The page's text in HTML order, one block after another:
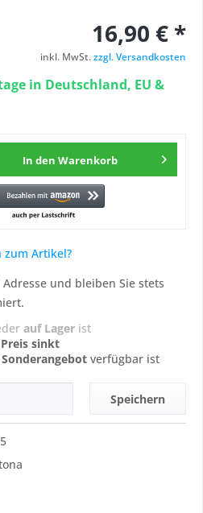
16,90 € *
inkl. MwSt.zzgl. Versandkosten
in Deutschland, EU &
In den Warenkorb
zum Artikel?
und bleiben Sie stets
auf Lager ist
sinkt
verfügbar ist
Speichern